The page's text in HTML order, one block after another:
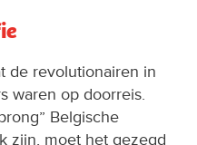
de revolutionairen in
waren op doorreis.
Belgische
zijn, moet het gezegd